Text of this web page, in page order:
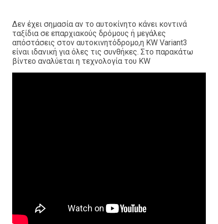
Δεν έχει σημασία αν το αυτοκίνητο κάνει κοντινά
ταξίδια σε επαρχιακούς δρόμους ή μεγάλες
απόστάσεις στον αυτοκινητόδρομο,η KW Variant3
είναι ιδανική για όλες τις συνθήκες. Στο παρακάτω
βίντεο αναλύεται η τεχνολογία του KW